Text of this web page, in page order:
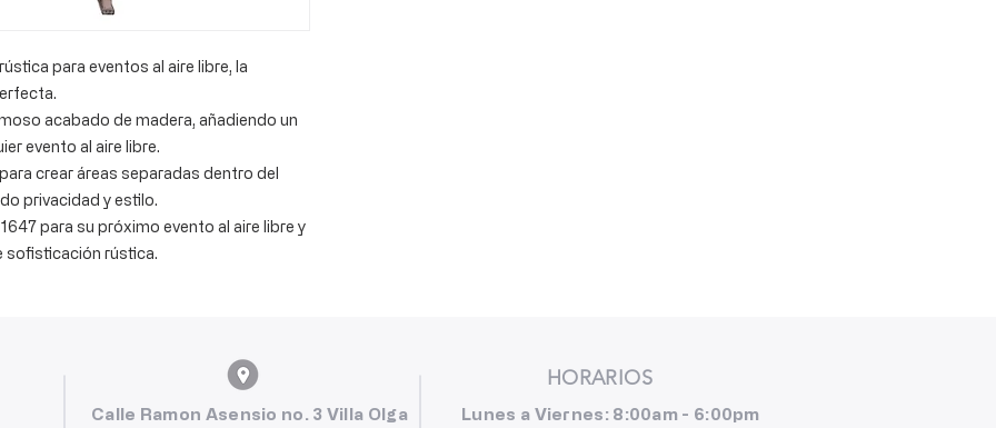
para eventos al aire libre, la
acabado de madera, añadiendo un
evento al aire libre.
crear áreas separadas dentro del
privacidad y estilo.
para su próximo evento al aire libre y
sofisticación rústica.
HORARIOS
Calle Ramon Asensio no. 3 Villa Olga
Lunes a Viernes: 8:00am - 6:00pm